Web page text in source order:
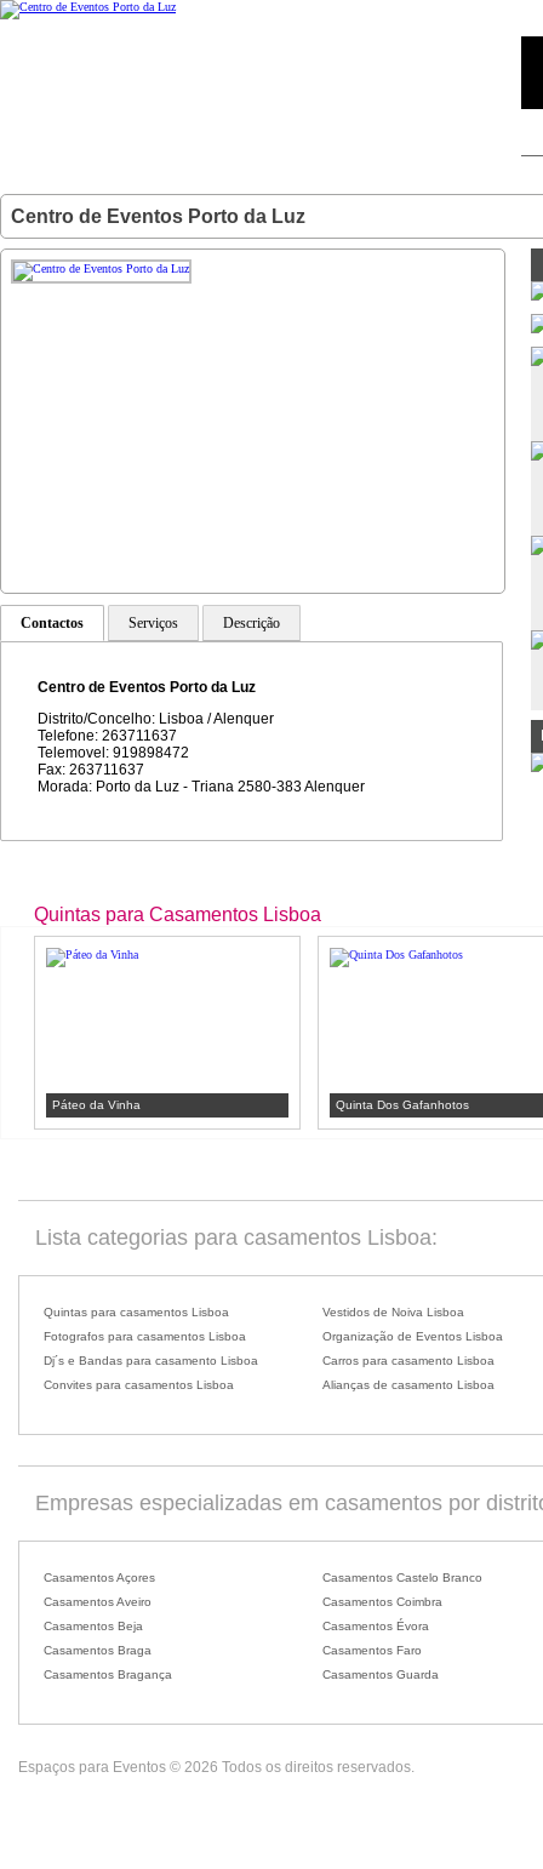
Centro de Eventos Porto da Luz
Contactos Serviços Descrição
Centro de Eventos Porto da Luz
Distrito/Concelho: Lisboa / Alenquer
Telefone: 263711637
Telemovel: 919898472
Fax: 263711637
Morada: Porto da Luz - Triana 2580-383 Alenquer
Quintas para Casamentos Lisboa
Páteo da Vinha Quinta Dos Gafanhotos
Lista categorias para casamentos Lisboa:
Quintas para casamentos Lisboa
Fotografos para casamentos Lisboa
Dj´s e Bandas para casamento Lisboa
Convites para casamentos Lisboa
Vestidos de Noiva Lisboa
Organização de Eventos Lisboa
Carros para casamento Lisboa
Alianças de casamento Lisboa
Empresas especializadas em casamentos por
Casamentos Açores
Casamentos Aveiro
Casamentos Beja
Casamentos Braga
Casamentos Bragança
Casamentos Castelo Branco
Casamentos Coimbra
Casamentos Évora
Casamentos Faro
Casamentos Guarda
Espaços para Eventos © 2026 Todos os direitos reservados.